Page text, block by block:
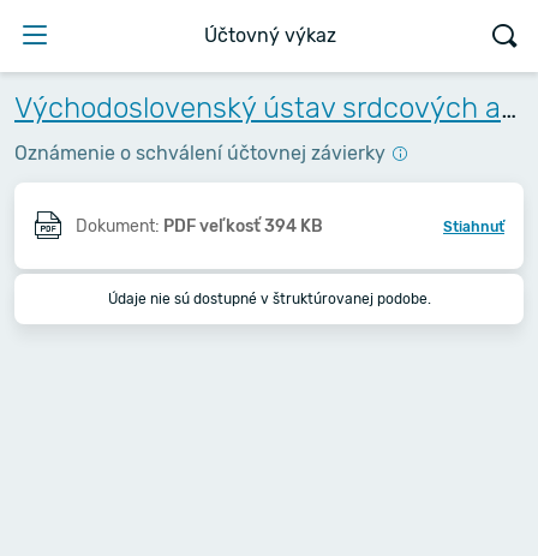
Účtovný výkaz
Východoslovenský ústav srdcových a cievnych chorôb, a.s.
Oznámenie o schválení účtovnej závierky
Dokument: PDF veľkosť 394 KB Stiahnuť
Údaje nie sú dostupné v štruktúrovanej podobe.